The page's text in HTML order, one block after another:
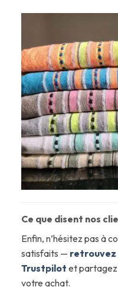
Ce que disent nos
Enfin, n’hésitez pas à
satisfaits — retrouvez
Trustpilot et partagez
votre achat.